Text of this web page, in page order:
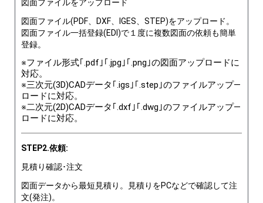
図面ファイルをアップロード
図面ファイル(PDF、DXF、IGES、STEP)をアップロード。
図面ファイル一括登録(EDI)で１度に複数図面の依頼も簡単
登録。
※ファイル形式｢.pdf｣｢.jpg｣｢.png｣の図面アップロードに
対応。
※三次元(3D)CADデータ｢.igs｣｢.step｣のファイルアップ―
ロードに対応。
※二次元(2D)CADデータ｢.dxf｣｢.dwg｣のファイルアップ―
ロードに対応。
STEP2.依頼:
見積り確認･注文
図面データから最短見積り。見積りをPCなどで確認して注
文(発注)。